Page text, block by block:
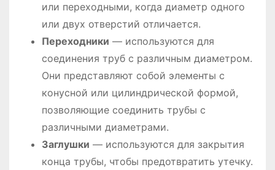
или переходными, когда диаметр одного
или двух отверстий отличается.
Переходники ― используются для
соединения труб с различным диаметром.
Они представляют собой элементы с
конусной или цилиндрической формой,
позволяющие соединить трубы с
различными диаметрами.
Заглушки ― используются для закрытия
конца трубы, чтобы предотвратить утечку.